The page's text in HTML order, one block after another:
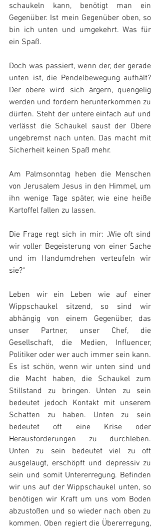
schaukeln kann, benötigt man ein
Gegenüber. Ist mein Gegenüber oben, so
bin ich unten und umgekehrt. Was für
ein Spaß.
Doch was passiert, wenn der, der gerade
unten ist, die Pendelbewegung aufhält?
Der obere wird sich ärgern, quengelig
werden und fordern herunterkommen zu
dürfen. Steht der untere einfach auf und
verlässt die Schaukel saust der Obere
ungebremst nach unten. Das macht mit
Sicherheit keinen Spaß mehr.
Am Palmsonntag heben die Menschen
von Jerusalem Jesus in den Himmel, um
ihn wenige Tage später, wie eine heiße
Kartoffel fallen zu lassen.
Die Frage regt sich in mir: „Wie oft sind
wir voller Begeisterung von einer Sache
und im Handumdrehen verteufeln wir
sie?“
Leben wir ein Leben wie auf einer
Wippschaukel sitzend, so sind wir
abhängig von einem Gegenüber, das
unser Partner, unser Chef, die
Gesellschaft, die Medien, Influencer,
Politiker oder wer auch immer sein kann.
Es ist schön, wenn wir unten sind und
die Macht haben, die Schaukel zum
Stillstand zu bringen. Unten zu sein
bedeutet jedoch Kontakt mit unserem
Schatten zu haben. Unten zu sein
bedeutet oft eine Krise oder
Herausforderungen zu durchleben.
Unten zu sein bedeutet viel zu oft
ausgelaugt, erschöpft und depressiv zu
sein und somit Untererregung. Befinden
wir uns auf der Wippschaukel unten, so
benötigen wir Kraft um uns vom Boden
abzustoßen und so wieder nach oben zu
kommen. Oben regiert die Übererregung,